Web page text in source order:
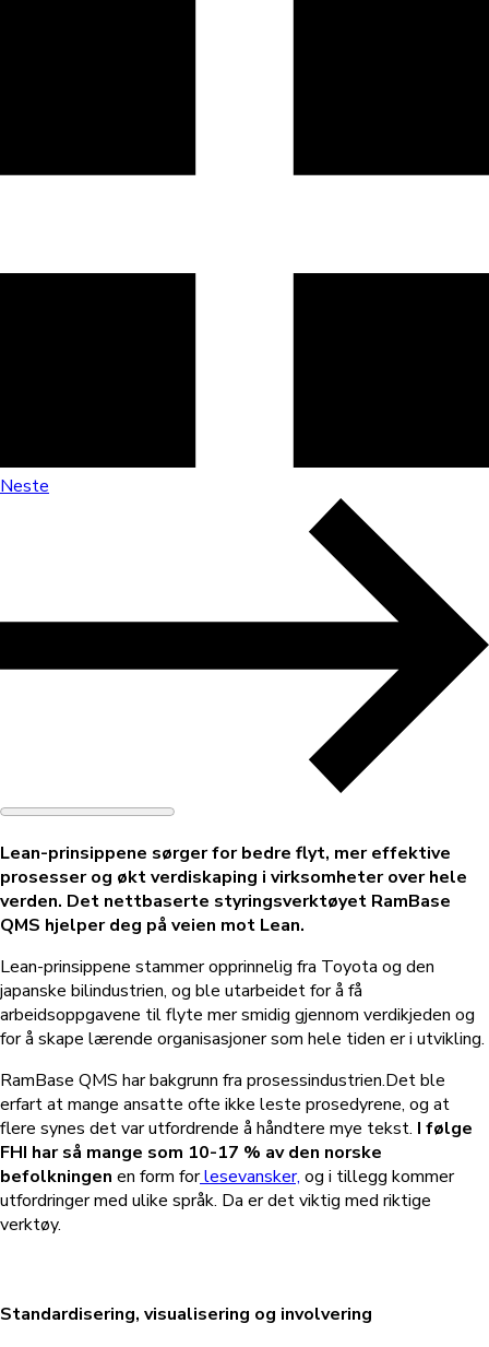
Neste
Lean-prinsippene sørger for bedre flyt, mer effektive
prosesser og økt verdiskaping i virksomheter over hele
verden. Det nettbaserte styringsverktøyet RamBase
QMS hjelper deg på veien mot Lean.
Lean-prinsippene stammer opprinnelig fra Toyota og den
japanske bilindustrien, og ble utarbeidet for å få
arbeidsoppgavene til flyte mer smidig gjennom verdikjeden og
for å skape lærende organisasjoner som hele tiden er i utvikling.
RamBase QMS har bakgrunn fra prosessindustrien.Det ble
erfart at mange ansatte ofte ikke leste prosedyrene, og at
flere synes det var utfordrende å håndtere mye tekst. I følge
FHI har så mange som 10-17 % av den norske
befolkningen en form forlesevansker, og i tillegg kommer
utfordringer med ulike språk. Da er det viktig med riktige
verktøy.
Standardisering, visualisering og involvering